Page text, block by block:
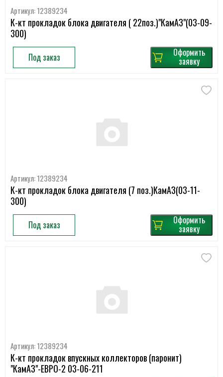
Артикул: 12389234
К-кт прокладок блока двигателя ( 22поз.)"КамАЗ"(03-09-
300)
Под заказ Оформить
заявку
Артикул: 12389234
К-кт прокладок блока двигателя (7 поз.)КамАЗ(03-11-
300)
Под заказ Оформить
заявку
Артикул: 12389234
К-кт прокладок впускных коллекторов (паронит)
"КамАЗ"-ЕВРО-2 03-06-211